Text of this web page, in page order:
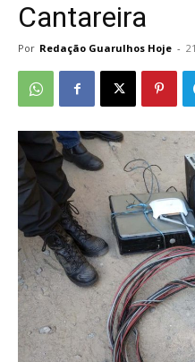
Cantareira
Por Redação Guarulhos Hoje -